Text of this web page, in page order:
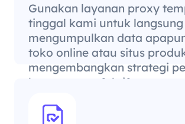
Gunakan layanan proxy
tinggal kami untuk langsung
mengumpulkan data
toko online atau situs
mengembangkan strategi
harga yang efektif.